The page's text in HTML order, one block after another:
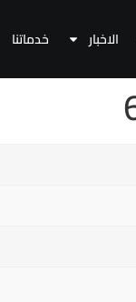
الاخبار خدماتنا